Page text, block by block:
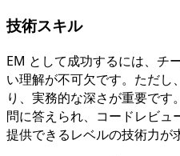
技術スキル
EM として成功するには、チ
い理解が不可欠です。ただし
り、実務的な深さが重要で
問に答えられ、コードレビュ
提供できるレベルの技術力が